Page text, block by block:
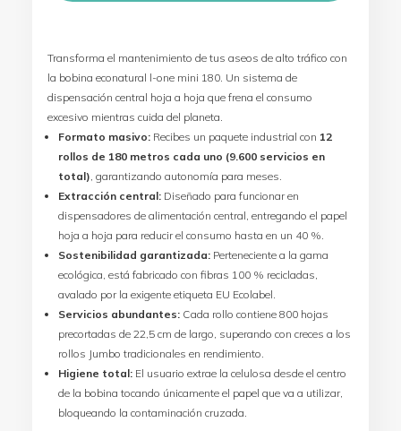
Transforma el mantenimiento de tus aseos de alto tráfico con
la bobina econatural l-one mini 180. Un sistema de
dispensación central hoja a hoja que frena el consumo
excesivo mientras cuida del planeta.
Formato masivo:Recibes un paquete industrial con 12
rollos de 180 metros cada uno (9.600 servicios en
total), garantizando autonomía para meses.
Extracción central:Diseñado para funcionar en
dispensadores de alimentación central, entregando el papel
hoja a hoja para reducir el consumo hasta en un 40 %.
Sostenibilidad garantizada:Perteneciente a la gama
ecológica, está fabricado con fibras 100 % recicladas,
avalado por la exigente etiqueta EU Ecolabel.
Servicios abundantes:Cada rollo contiene 800 hojas
precortadas de 22,5 cm de largo, superando con creces a los
rollos Jumbo tradicionales en rendimiento.
Higiene total:El usuario extrae la celulosa desde el centro
de la bobina tocando únicamente el papel que va a utilizar,
bloqueando la contaminación cruzada.